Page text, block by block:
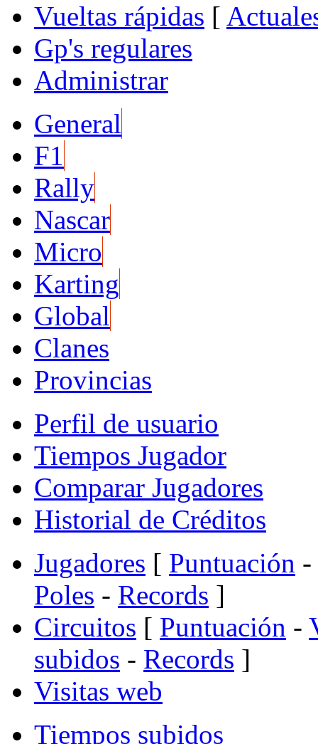
Vueltas rápidas [
Gp's regulares
Administrar
General
F1
Rally
Nascar
Micro
Karting
Global
Clanes
Provincias
Perfil de usuario
Tiempos Jugador
Comparar Jugadores
Historial de Créditos
Jugadores [ Puntuación -
Poles - Records ]
Circuitos [ Puntuación -
subidos - Records ]
Visitas web
Tiempos subidos